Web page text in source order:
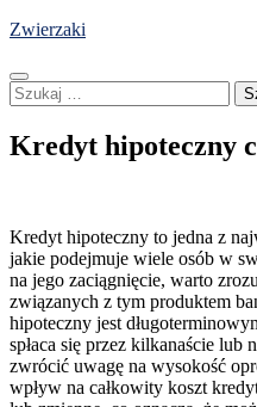
Skip
content
Zwierzaki
Szukaj:
Kredyt hipoteczny
Kredyt hipoteczny to jedna z
jakie podejmuje wiele osób w
na jego zaciągnięcie, warto
związanych z tym produktem
hipoteczny jest
spłaca się przez kilkanaście lub
zwrócić uwagę na wysokość
wpływ na całkowity koszt